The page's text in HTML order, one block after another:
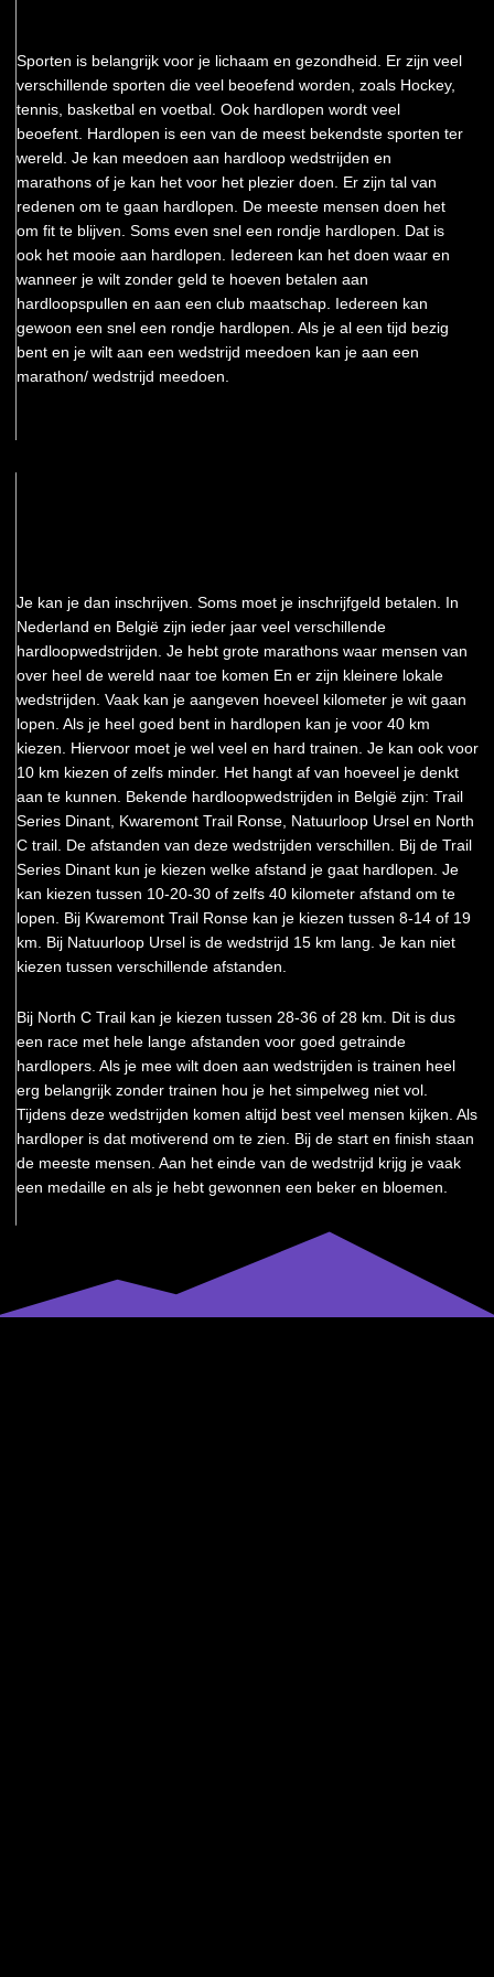
Sporten is belangrijk voor je lichaam en gezondheid. Er zijn veel
verschillende sporten die veel beoefend worden, zoals Hockey,
tennis, basketbal en voetbal. Ook hardlopen wordt veel
beoefent. Hardlopen is een van de meest bekendste sporten ter
wereld. Je kan meedoen aan hardloop wedstrijden en
marathons of je kan het voor het plezier doen. Er zijn tal van
redenen om te gaan hardlopen. De meeste mensen doen het
om fit te blijven. Soms even snel een rondje hardlopen. Dat is
ook het mooie aan hardlopen. Iedereen kan het doen waar en
wanneer je wilt zonder geld te hoeven betalen aan
hardloopspullen en aan een club maatschap. Iedereen kan
gewoon een snel een rondje hardlopen. Als je al een tijd bezig
bent en je wilt aan een wedstrijd meedoen kan je aan een
marathon/ wedstrijd meedoen.
Je kan je dan inschrijven. Soms moet je inschrijfgeld betalen. In
Nederland en België zijn ieder jaar veel verschillende
hardloopwedstrijden. Je hebt grote marathons waar mensen van
over heel de wereld naar toe komen En er zijn kleinere lokale
wedstrijden. Vaak kan je aangeven hoeveel kilometer je wit gaan
lopen. Als je heel goed bent in hardlopen kan je voor 40 km
kiezen. Hiervoor moet je wel veel en hard trainen. Je kan ook voor
10 km kiezen of zelfs minder. Het hangt af van hoeveel je denkt
aan te kunnen. Bekende hardloopwedstrijden in België zijn: Trail
Series Dinant, Kwaremont Trail Ronse, Natuurloop Ursel en North
C trail. De afstanden van deze wedstrijden verschillen. Bij de Trail
Series Dinant kun je kiezen welke afstand je gaat hardlopen. Je
kan kiezen tussen 10-20-30 of zelfs 40 kilometer afstand om te
lopen. Bij Kwaremont Trail Ronse kan je kiezen tussen 8-14 of 19
km. Bij Natuurloop Ursel is de wedstrijd 15 km lang. Je kan niet
kiezen tussen verschillende afstanden.
Bij North C Trail kan je kiezen tussen 28-36 of 28 km. Dit is dus
een race met hele lange afstanden voor goed getrainde
hardlopers. Als je mee wilt doen aan wedstrijden is trainen heel
erg belangrijk zonder trainen hou je het simpelweg niet vol.
Tijdens deze wedstrijden komen altijd best veel mensen kijken. Als
hardloper is dat motiverend om te zien. Bij de start en finish staan
de meeste mensen. Aan het einde van de wedstrijd krijg je vaak
een medaille en als je hebt gewonnen een beker en bloemen.